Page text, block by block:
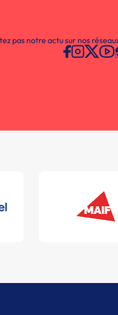
pas notre actu sur nos